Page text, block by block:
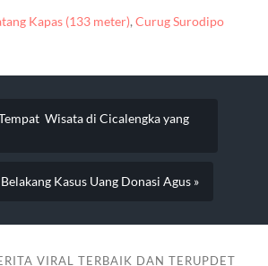
Kapas (133 meter), Curug Surodipo
Wisata di Cicalengka yang
Kasus Uang Donasi Agus »
VIRAL TERBAIK DAN TERUPDET